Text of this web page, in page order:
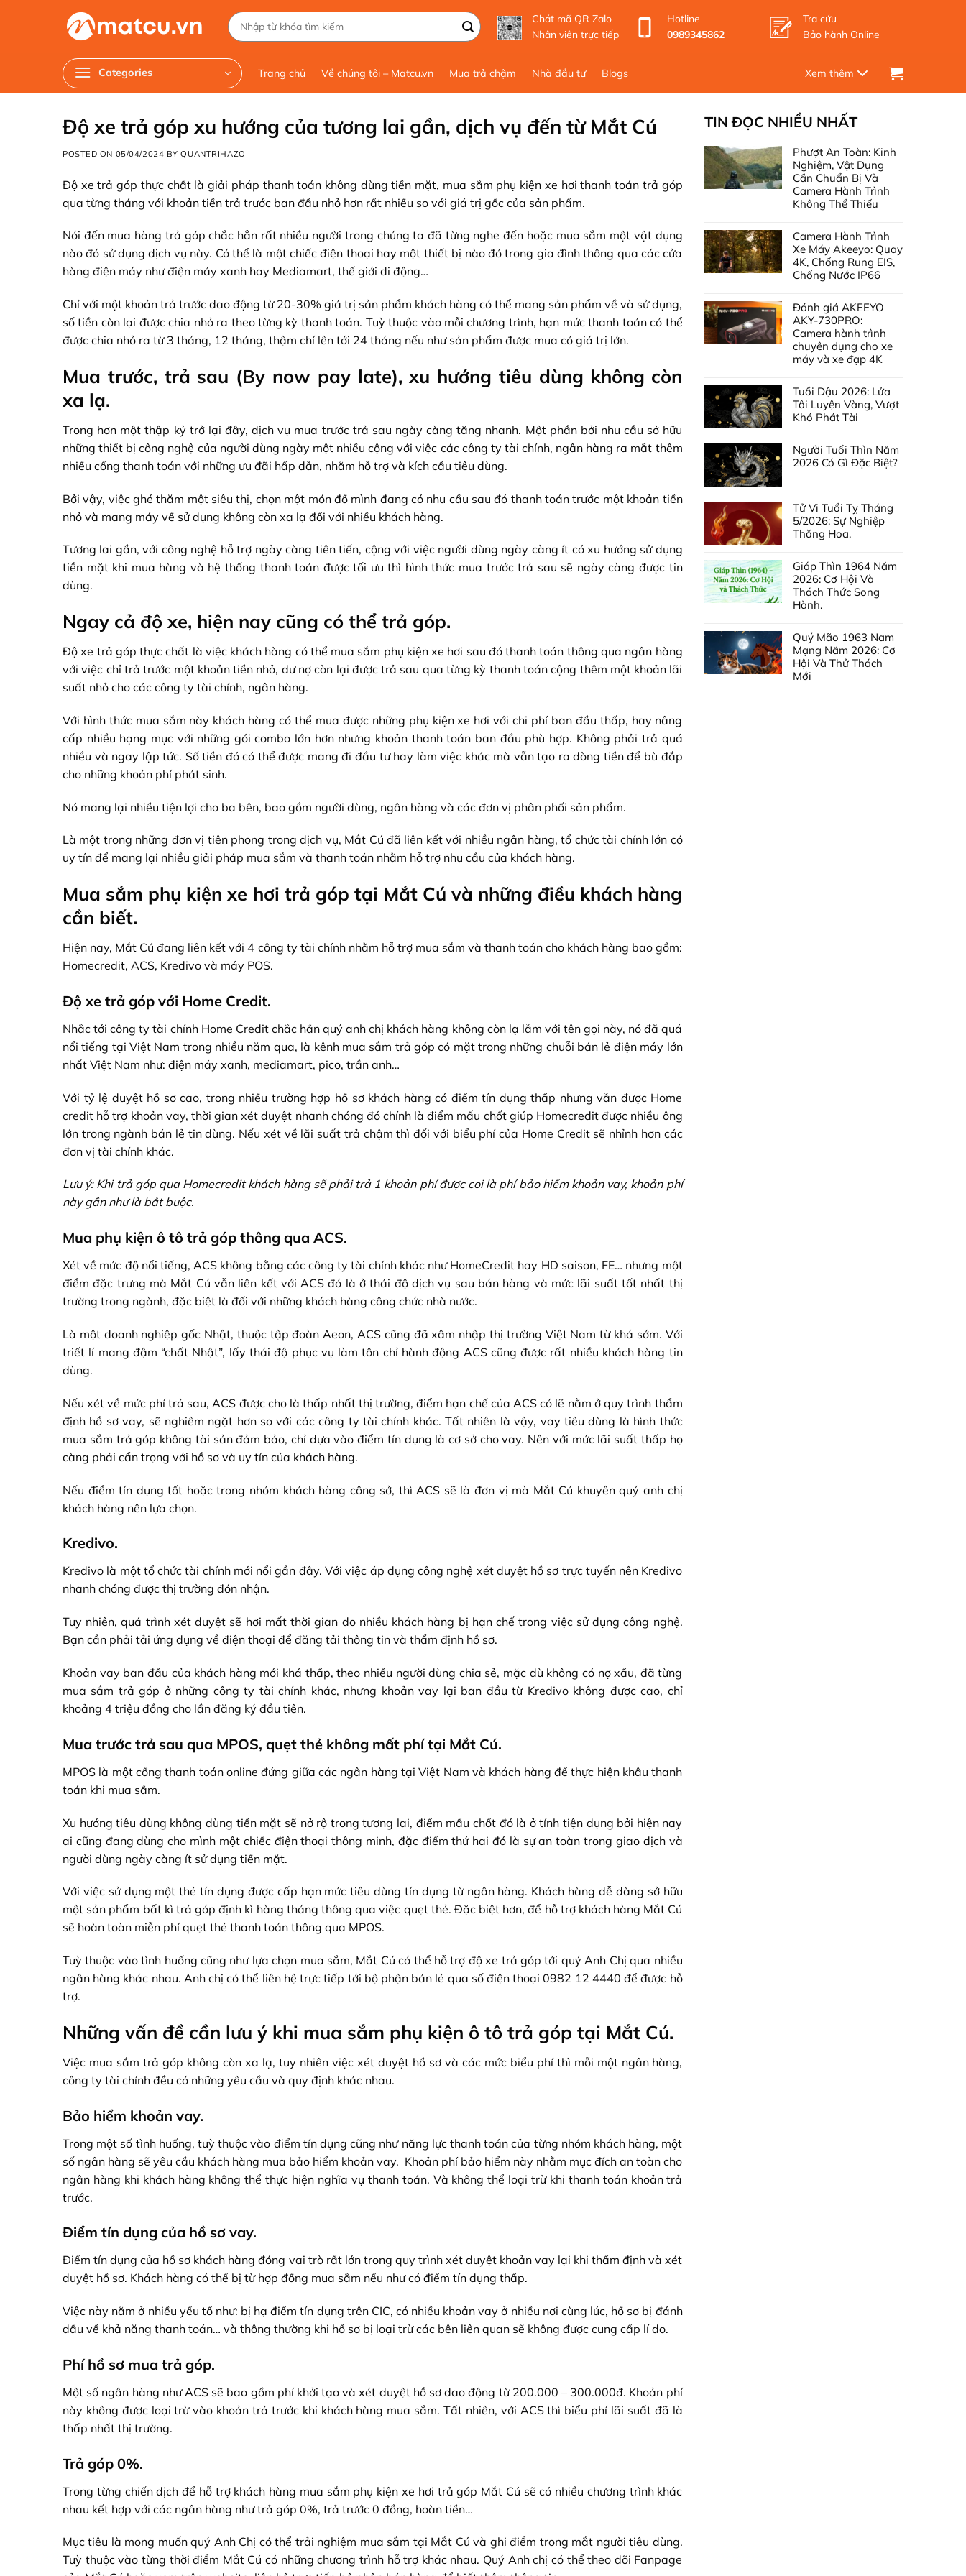
Tìm
kiếm:
Chát mã QR Zalo
Nhân viên trực tiếp
Hotline
0989345862
Tra cứu
Bảo hành Online
Categories Trang chủ Về chúng tôi – Matcu.vn Mua trả chậm Nhà đầu tư Blogs
Độ xe trả góp xu hướng của tương lai gần, dịch vụ đến từ Mắt Cú
POSTED ON 05/04/2024 BYQUANTRIHAZO
Độ xe trả góp thực chất là giải pháp thanh toán không dùng tiền mặt, mua sắm phụ kiện xe hơi thanh toán trả góp
qua từng tháng với khoản tiền trả trước ban đầu nhỏ hơn rất nhiều so với giá trị gốc của sản phẩm.
Nói đến mua hàng trả góp chắc hẳn rất nhiều người trong chúng ta đã từng nghe đến hoặc mua sắm một vật dụng
nào đó sử dụng dịch vụ này. Có thể là một chiếc điện thoại hay một thiết bị nào đó trong gia đình thông qua các cửa
hàng điện máy như điện máy xanh hay Mediamart, thế giới di động…
Chỉ với một khoản trả trước dao động từ 20-30% giá trị sản phẩm khách hàng có thể mang sản phẩm về và sử dụng,
số tiền còn lại được chia nhỏ ra theo từng kỳ thanh toán. Tuỳ thuộc vào mỗi chương trình, hạn mức thanh toán có thể
được chia nhỏ ra từ 3 tháng, 12 tháng, thậm chí lên tới 24 tháng nếu như sản phẩm được mua có giá trị lớn.
Mua trước, trả sau (By now pay late), xu hướng tiêu dùng không còn
xa lạ.
Trong hơn một thập kỷ trở lại đây, dịch vụ mua trước trả sau ngày càng tăng nhanh. Một phần bởi nhu cầu sở hữu
những thiết bị công nghệ của người dùng ngày một nhiều cộng với việc các công ty tài chính, ngân hàng ra mắt thêm
nhiều cổng thanh toán với những ưu đãi hấp dẫn, nhằm hỗ trợ và kích cầu tiêu dùng.
Bởi vậy, việc ghé thăm một siêu thị, chọn một món đồ mình đang có nhu cầu sau đó thanh toán trước một khoản tiền
nhỏ và mang máy về sử dụng không còn xa lạ đối với nhiều khách hàng.
Tương lai gần, với công nghệ hỗ trợ ngày càng tiên tiến, cộng với việc người dùng ngày càng ít có xu hướng sử dụng
tiền mặt khi mua hàng và hệ thống thanh toán được tối ưu thì hình thức mua trước trả sau sẽ ngày càng được tin
dùng.
Ngay cả độ xe, hiện nay cũng có thể trả góp.
Độ xe trả góp thực chất là việc khách hàng có thể mua sắm phụ kiện xe hơi sau đó thanh toán thông qua ngân hàng
với việc chỉ trả trước một khoản tiền nhỏ, dư nợ còn lại được trả sau qua từng kỳ thanh toán cộng thêm một khoản lãi
suất nhỏ cho các công ty tài chính, ngân hàng.
Với hình thức mua sắm này khách hàng có thể mua được những phụ kiện xe hơi với chi phí ban đầu thấp, hay nâng
cấp nhiều hạng mục với những gói combo lớn hơn nhưng khoản thanh toán ban đầu phù hợp. Không phải trả quá
nhiều và ngay lập tức. Số tiền đó có thể được mang đi đầu tư hay làm việc khác mà vẫn tạo ra dòng tiền để bù đắp
cho những khoản phí phát sinh.
Nó mang lại nhiều tiện lợi cho ba bên, bao gồm người dùng, ngân hàng và các đơn vị phân phối sản phẩm.
Là một trong những đơn vị tiên phong trong dịch vụ, Mắt Cú đã liên kết với nhiều ngân hàng, tổ chức tài chính lớn có
uy tín để mang lại nhiều giải pháp mua sắm và thanh toán nhằm hỗ trợ nhu cầu của khách hàng.
Mua sắm phụ kiện xe hơi trả góp tại Mắt Cú và những điều khách hàng
cần biết.
Hiện nay, Mắt Cú đang liên kết với 4 công ty tài chính nhằm hỗ trợ mua sắm và thanh toán cho khách hàng bao gồm:
Homecredit, ACS, Kredivo và máy POS.
Độ xe trả góp với Home Credit.
Nhắc tới công ty tài chính Home Credit chắc hẳn quý anh chị khách hàng không còn lạ lẫm với tên gọi này, nó đã quá
nổi tiếng tại Việt Nam trong nhiều năm qua, là kênh mua sắm trả góp có mặt trong những chuỗi bán lẻ điện máy lớn
nhất Việt Nam như: điện máy xanh, mediamart, pico, trần anh…
Với tỷ lệ duyệt hồ sơ cao, trong nhiều trường hợp hồ sơ khách hàng có điểm tín dụng thấp nhưng vẫn được Home
credit hỗ trợ khoản vay, thời gian xét duyệt nhanh chóng đó chính là điểm mấu chốt giúp Homecredit được nhiều ông
lớn trong ngành bán lẻ tin dùng. Nếu xét về lãi suất trả chậm thì đối với biểu phí của Home Credit sẽ nhỉnh hơn các
đơn vị tài chính khác.
Lưu ý: Khi trả góp qua Homecredit khách hàng sẽ phải trả 1 khoản phí được coi là phí bảo hiểm khoản vay, khoản phí
này gần như là bắt buộc.
Mua phụ kiện ô tô trả góp thông qua ACS.
Xét về mức độ nổi tiếng, ACS không bằng các công ty tài chính khác như HomeCredit hay HD saison, FE… nhưng một
điểm đặc trưng mà Mắt Cú vẫn liên kết với ACS đó là ở thái độ dịch vụ sau bán hàng và mức lãi suất tốt nhất thị
trường trong ngành, đặc biệt là đối với những khách hàng công chức nhà nước.
Là một doanh nghiệp gốc Nhật, thuộc tập đoàn Aeon, ACS cũng đã xâm nhập thị trường Việt Nam từ khá sớm. Với
triết lí mang đậm “chất Nhật”, lấy thái độ phục vụ làm tôn chỉ hành động ACS cũng được rất nhiều khách hàng tin
dùng.
Nếu xét về mức phí trả sau, ACS được cho là thấp nhất thị trường, điểm hạn chế của ACS có lẽ nằm ở quy trình thẩm
định hồ sơ vay, sẽ nghiêm ngặt hơn so với các công ty tài chính khác. Tất nhiên là vậy, vay tiêu dùng là hình thức
mua sắm trả góp không tài sản đảm bảo, chỉ dựa vào điểm tín dụng là cơ sở cho vay. Nên với mức lãi suất thấp họ
càng phải cẩn trọng với hồ sơ và uy tín của khách hàng.
Nếu điểm tín dụng tốt hoặc trong nhóm khách hàng công sở, thì ACS sẽ là đơn vị mà Mắt Cú khuyên quý anh chị
khách hàng nên lựa chọn.
Kredivo.
Kredivo là một tổ chức tài chính mới nổi gần đây. Với việc áp dụng công nghệ xét duyệt hồ sơ trực tuyến nên Kredivo
nhanh chóng được thị trường đón nhận.
Tuy nhiên, quá trình xét duyệt sẽ hơi mất thời gian do nhiều khách hàng bị hạn chế trong việc sử dụng công nghệ.
Bạn cần phải tải ứng dụng về điện thoại để đăng tải thông tin và thẩm định hồ sơ.
Khoản vay ban đầu của khách hàng mới khá thấp, theo nhiều người dùng chia sẻ, mặc dù không có nợ xấu, đã từng
mua sắm trả góp ở những công ty tài chính khác, nhưng khoản vay lại ban đầu từ Kredivo không được cao, chỉ
khoảng 4 triệu đồng cho lần đăng ký đầu tiên.
Mua trước trả sau qua MPOS, quẹt thẻ không mất phí tại Mắt Cú.
MPOS là một cổng thanh toán online đứng giữa các ngân hàng tại Việt Nam và khách hàng để thực hiện khâu thanh
toán khi mua sắm.
Xu hướng tiêu dùng không dùng tiền mặt sẽ nở rộ trong tương lai, điểm mấu chốt đó là ở tính tiện dụng bởi hiện nay
ai cũng đang dùng cho mình một chiếc điện thoại thông minh, đặc điểm thứ hai đó là sự an toàn trong giao dịch và
người dùng ngày càng ít sử dụng tiền mặt.
Với việc sử dụng một thẻ tín dụng được cấp hạn mức tiêu dùng tín dụng từ ngân hàng. Khách hàng dễ dàng sở hữu
một sản phẩm bất kì trả góp định kì hàng tháng thông qua việc quẹt thẻ. Đặc biệt hơn, để hỗ trợ khách hàng Mắt Cú
sẽ hoàn toàn miễn phí quẹt thẻ thanh toán thông qua MPOS.
Tuỳ thuộc vào tình huống cũng như lựa chọn mua sắm, Mắt Cú có thể hỗ trợ độ xe trả góp tới quý Anh Chị qua nhiều
ngân hàng khác nhau. Anh chị có thể liên hệ trực tiếp tới bộ phận bán lẻ qua số điện thoại 0982 12 4440 để được hỗ
trợ.
Những vấn đề cần lưu ý khi mua sắm phụ kiện ô tô trả góp tại Mắt Cú.
Việc mua sắm trả góp không còn xa lạ, tuy nhiên việc xét duyệt hồ sơ và các mức biểu phí thì mỗi một ngân hàng,
công ty tài chính đều có những yêu cầu và quy định khác nhau.
Bảo hiểm khoản vay.
Trong một số tình huống, tuỳ thuộc vào điểm tín dụng cũng như năng lực thanh toán của từng nhóm khách hàng, một
số ngân hàng sẽ yêu cầu khách hàng mua bảo hiểm khoản vay. Khoản phí bảo hiểm này nhằm mục đích an toàn cho
ngân hàng khi khách hàng không thể thực hiện nghĩa vụ thanh toán. Và không thể loại trừ khi thanh toán khoản trả
trước.
Điểm tín dụng của hồ sơ vay.
Điểm tín dụng của hồ sơ khách hàng đóng vai trò rất lớn trong quy trình xét duyệt khoản vay lại khi thẩm định và xét
duyệt hồ sơ. Khách hàng có thể bị từ hợp đồng mua sắm nếu như có điểm tín dụng thấp.
Việc này nằm ở nhiều yếu tố như: bị hạ điểm tín dụng trên CIC, có nhiều khoản vay ở nhiều nơi cùng lúc, hồ sơ bị đánh
dấu về khả năng thanh toán… và thông thường khi hồ sơ bị loại trừ các bên liên quan sẽ không được cung cấp lí do.
Phí hồ sơ mua trả góp.
Một số ngân hàng như ACS sẽ bao gồm phí khởi tạo và xét duyệt hồ sơ dao động từ 200.000 – 300.000đ. Khoản phí
này không được loại trừ vào khoản trả trước khi khách hàng mua sắm. Tất nhiên, với ACS thì biểu phí lãi suất đã là
thấp nhất thị trường.
Trả góp 0%.
Trong từng chiến dịch để hỗ trợ khách hàng mua sắm phụ kiện xe hơi trả góp Mắt Cú sẽ có nhiều chương trình khác
nhau kết hợp với các ngân hàng như trả góp 0%, trả trước 0 đồng, hoàn tiền…
Mục tiêu là mong muốn quý Anh Chị có thể trải nghiệm mua sắm tại Mắt Cú và ghi điểm trong mắt người tiêu dùng.
Tuỳ thuộc vào từng thời điểm Mắt Cú có những chương trình hỗ trợ khác nhau. Quý Anh chị có thể theo dõi Fanpage
TIN ĐỌC NHIỀU NHẤT
Phượt An Toàn: Kinh
Nghiệm, Vật Dụng
Cần Chuẩn Bị Và
Camera Hành Trình
Không Thể Thiếu
Camera Hành Trình
Xe Máy Akeeyo: Quay
4K, Chống Rung EIS,
Chống Nước IP66
Đánh giá AKEEYO
AKY-730PRO:
Camera hành trình
chuyên dụng cho xe
máy và xe đạp 4K
Tuổi Dậu 2026: Lửa
Tôi Luyện Vàng, Vượt
Khó Phát Tài
Người Tuổi Thìn Năm
2026 Có Gì Đặc Biệt?
Tử Vi Tuổi Tỵ Tháng
5/2026: Sự Nghiệp
Thăng Hoa.
Giáp Thìn 1964 Năm
2026: Cơ Hội Và
Thách Thức Song
Hành.
Quý Mão 1963 Nam
Mạng Năm 2026: Cơ
Hội Và Thử Thách
Mới